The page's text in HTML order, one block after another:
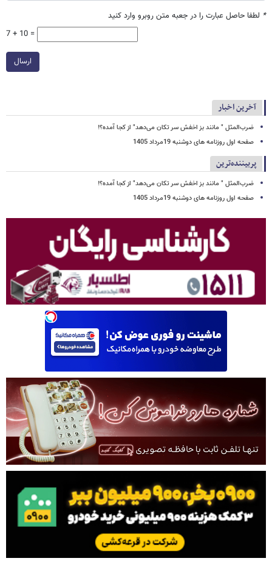
* لطفا حاصل عبارت را در جعبه متن روبرو وارد کنید
7 + 10 =
ارسال
آخرین اخبار
ضرب‌المثل " مانند بز اخفش سر تکان می‌دهد" از کجا آمده؟!
صفحه اول روزنامه های دوشنبه 19مرداد 1405
پربیننده‌ترین
ضرب‌المثل " مانند بز اخفش سر تکان می‌دهد" از کجا آمده؟!
صفحه اول روزنامه های دوشنبه 19مرداد 1405